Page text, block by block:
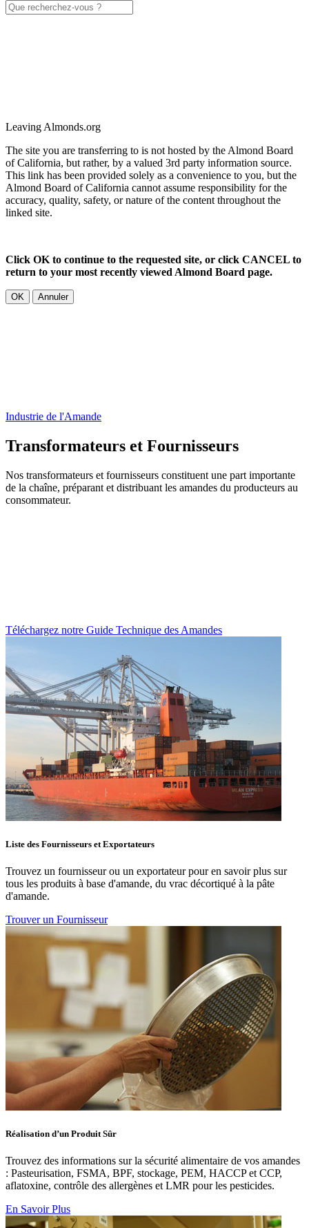
Leaving Almonds.org
The site you are transferring to is not hosted by the Almond Board
of California, but rather, by a valued 3rd party information source.
This link has been provided solely as a convenience to you, but the
Almond Board of California cannot assume responsibility for the
accuracy, quality, safety, or nature of the content throughout the
linked site.
Click OK to continue to the requested site, or click CANCEL to
return to your most recently viewed Almond Board page.
OK Annuler
Industrie de l'Amande
Transformateurs et Fournisseurs
Nos transformateurs et fournisseurs constituent une part importante
de la chaîne, préparant et distribuant les amandes du producteurs au
consommateur.
Téléchargez notre Guide Technique des Amandes
Liste des Fournisseurs et Exportateurs
Trouvez un fournisseur ou un exportateur pour en savoir plus sur
tous les produits à base d'amande, du vrac décortiqué à la pâte
d'amande.
Trouver un Fournisseur
Réalisation d’un Produit Sûr
Trouvez des informations sur la sécurité alimentaire de vos amandes
: Pasteurisation, FSMA, BPF, stockage, PEM, HACCP et CCP,
aflatoxine, contrôle des allergènes et LMR pour les pesticides.
En Savoir Plus